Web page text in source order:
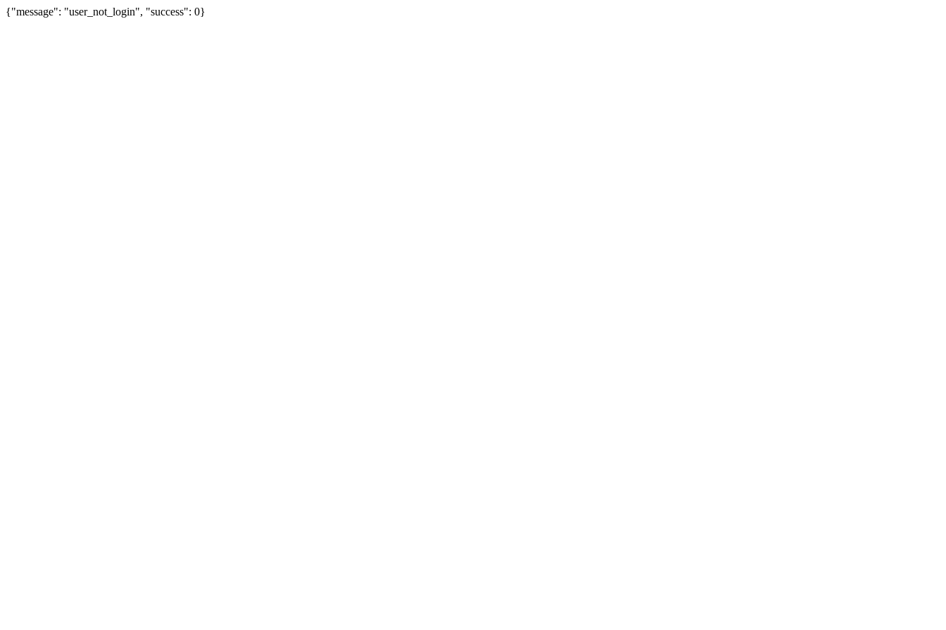
{"message": "user_not_login", "success": 0}